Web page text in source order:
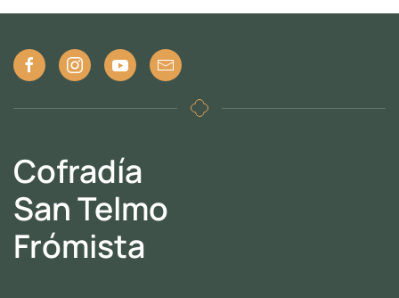
Cofradía
San Telmo
Frómista